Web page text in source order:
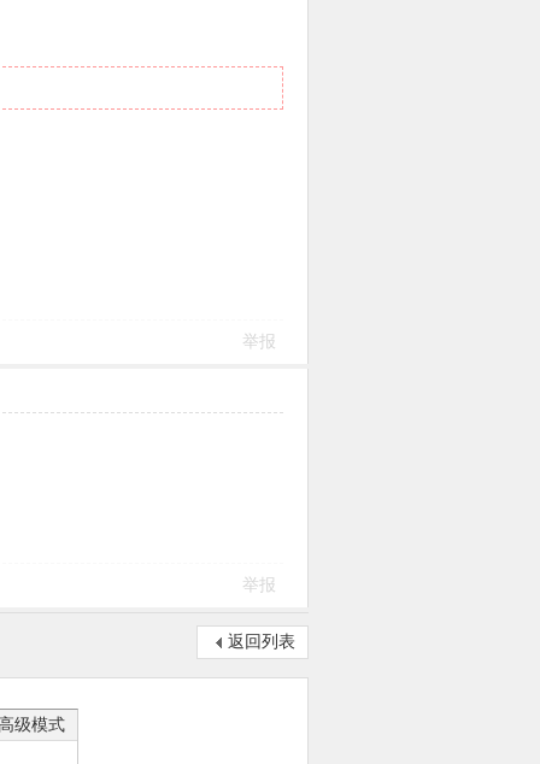
举报
举报
返回列表
级模式